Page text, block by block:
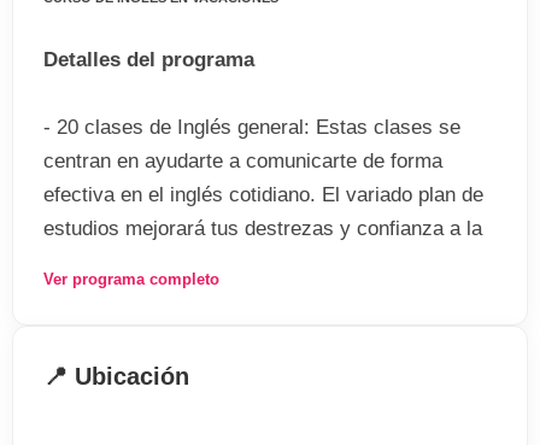
Detalles del programa
- 20 clases de Inglés general: Estas clases se
centran en ayudarte a comunicarte de forma
efectiva en el inglés cotidiano. El variado plan de
estudios mejorará tus destrezas y confianza a la
Información General
Estudiantes: máximo 12 por aula
Ver programa completo
📍 Ubicación